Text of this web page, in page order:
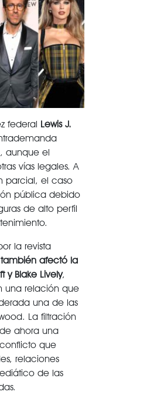
federal Lewis J.
aunque el
vías legales. A
parcial, el caso
pública debido
de alto perfil
la revista
también afectó la
y Blake Lively,
una relación que
una de las
La filtración
ahora una
que
relaciones
de las